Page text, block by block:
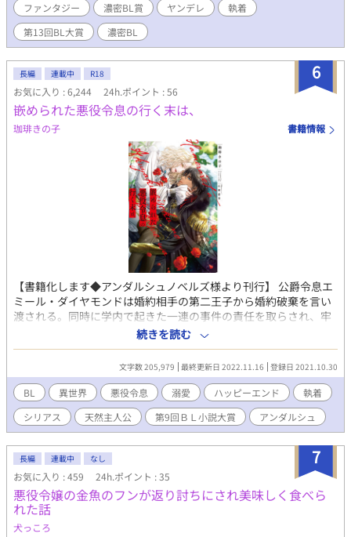
を、犬猫を欲しがるみたいに国王に強請って譲り受け、幼児の頃
から自分だけのものになるよう洗脳した。 王族の血が一滴も入っ
ていないのに王族に加えられている卑しい血として、役立たずだ
義兄を密かに思うフェレルは、婚約者をあてがわれて絶望した。
捨てられる恐怖に、ヴァルグードへの依存をより強くする。 褥
教育で辱めを受け、淫乱だと罵られる。 勉強部屋に拘束され鞭
で叩かれ、吊るされたまま放置され絶望していたところ、ヴァル
グードがやってきて無理矢理犯され、苦痛に泣き叫ぶ。 淫乱な
フェレルにはぴったりな約割だとヴァルグードの男妾という役目
を貰い、無能な自分も義兄の役に立てるのだと、喜んで役目を全
うする。 男妾とは名ばかりの性奴隷生活だった。 異常なまで
にフェレルに執着するヴァルグードに、閉じ込められ人間の尊厳
を奪われて、家畜以下に落とされ、義兄専用の性具として調教さ
れて、苦痛を伴う暴力的な快楽に溺れ、心も体も壊されていく。
ヴァルグードの謀略で国王が殺され、義兄が王になる戴冠式で
公衆の面前で辱められ、魂を殺されて、自ら義兄の用意した檻に
入っていく。 人間でも家畜でもない性具として調教されて淫ら
に狂い、義兄を盲信した。 妹の代役で花嫁を務め結婚式を終
え、初夜の寝室に連れ込まれてフェレルは妹と交換され義兄の本
当の花嫁になったのだと知らされる。 壊され、犯されて、死に
たいと願う。ヴァルグードは狂愛が故に一緒に死のう、永遠に一
緒だと約束され、死んでも終わらない地獄の中で幸せだとフェレ
ルは啼いて悦んだ。 ―――――― 無断転載禁止、二次利用禁止、
AI学習禁止 リンク貼っての紹介や感想はOK
ファンタジー 濃密BL賞 ヤンデレ
執着
第13回BL大賞
濃密BL
6
長編 連載中 R18
お気に入り : 6,244 24h.ポイント : 56
嵌められた悪役令息の行く末は、
珈琲きの子 書籍情報
【書籍化します◆アンダルシュノベルズ様より刊行】 公爵令息エ
ミール・ダイヤモンドは婚約相手の第二王子から婚約破棄を言い
渡される。同時に学内で起きた一連の事件の責任を取らされ、牢
獄へと収容された。 一ヶ月も経たずに相手を挿げ替えて行われた
第二王子の結婚式。他国からの参列者は首をかしげる。その中で
も帝国の皇太子シグヴァルトはエミールの姿が見えないことに不
信感を抱いた。そして皇太子は祝いの席でこう問うた。 「殿下の
横においでになるのはどなたですか？」と。 帝国皇太子のシグヴ
ァルトと、悪役令息に仕立て上げられたエミールのこれからにつ
いて。 【タンザナイト王国編】完結 【アレクサンドライト帝国
編】完結 【精霊使い編】連載中 ※web連載時と書籍では多少設定
が変わっている点があります。
続きを読む
文字数 205,979 最終更新日 2022.11.16 登録日 2021.10.30
BL 異世界 悪役令息 溺愛 ハッピーエンド
執着
シリアス
天然主人公 第9回ＢＬ小説大賞 アンダルシュ
7
長編 連載中 なし
お気に入り : 459 24h.ポイント : 35
悪役令嬢の金魚のフンが返り討ちにされ美味しく食べら
れた話
犬っころ